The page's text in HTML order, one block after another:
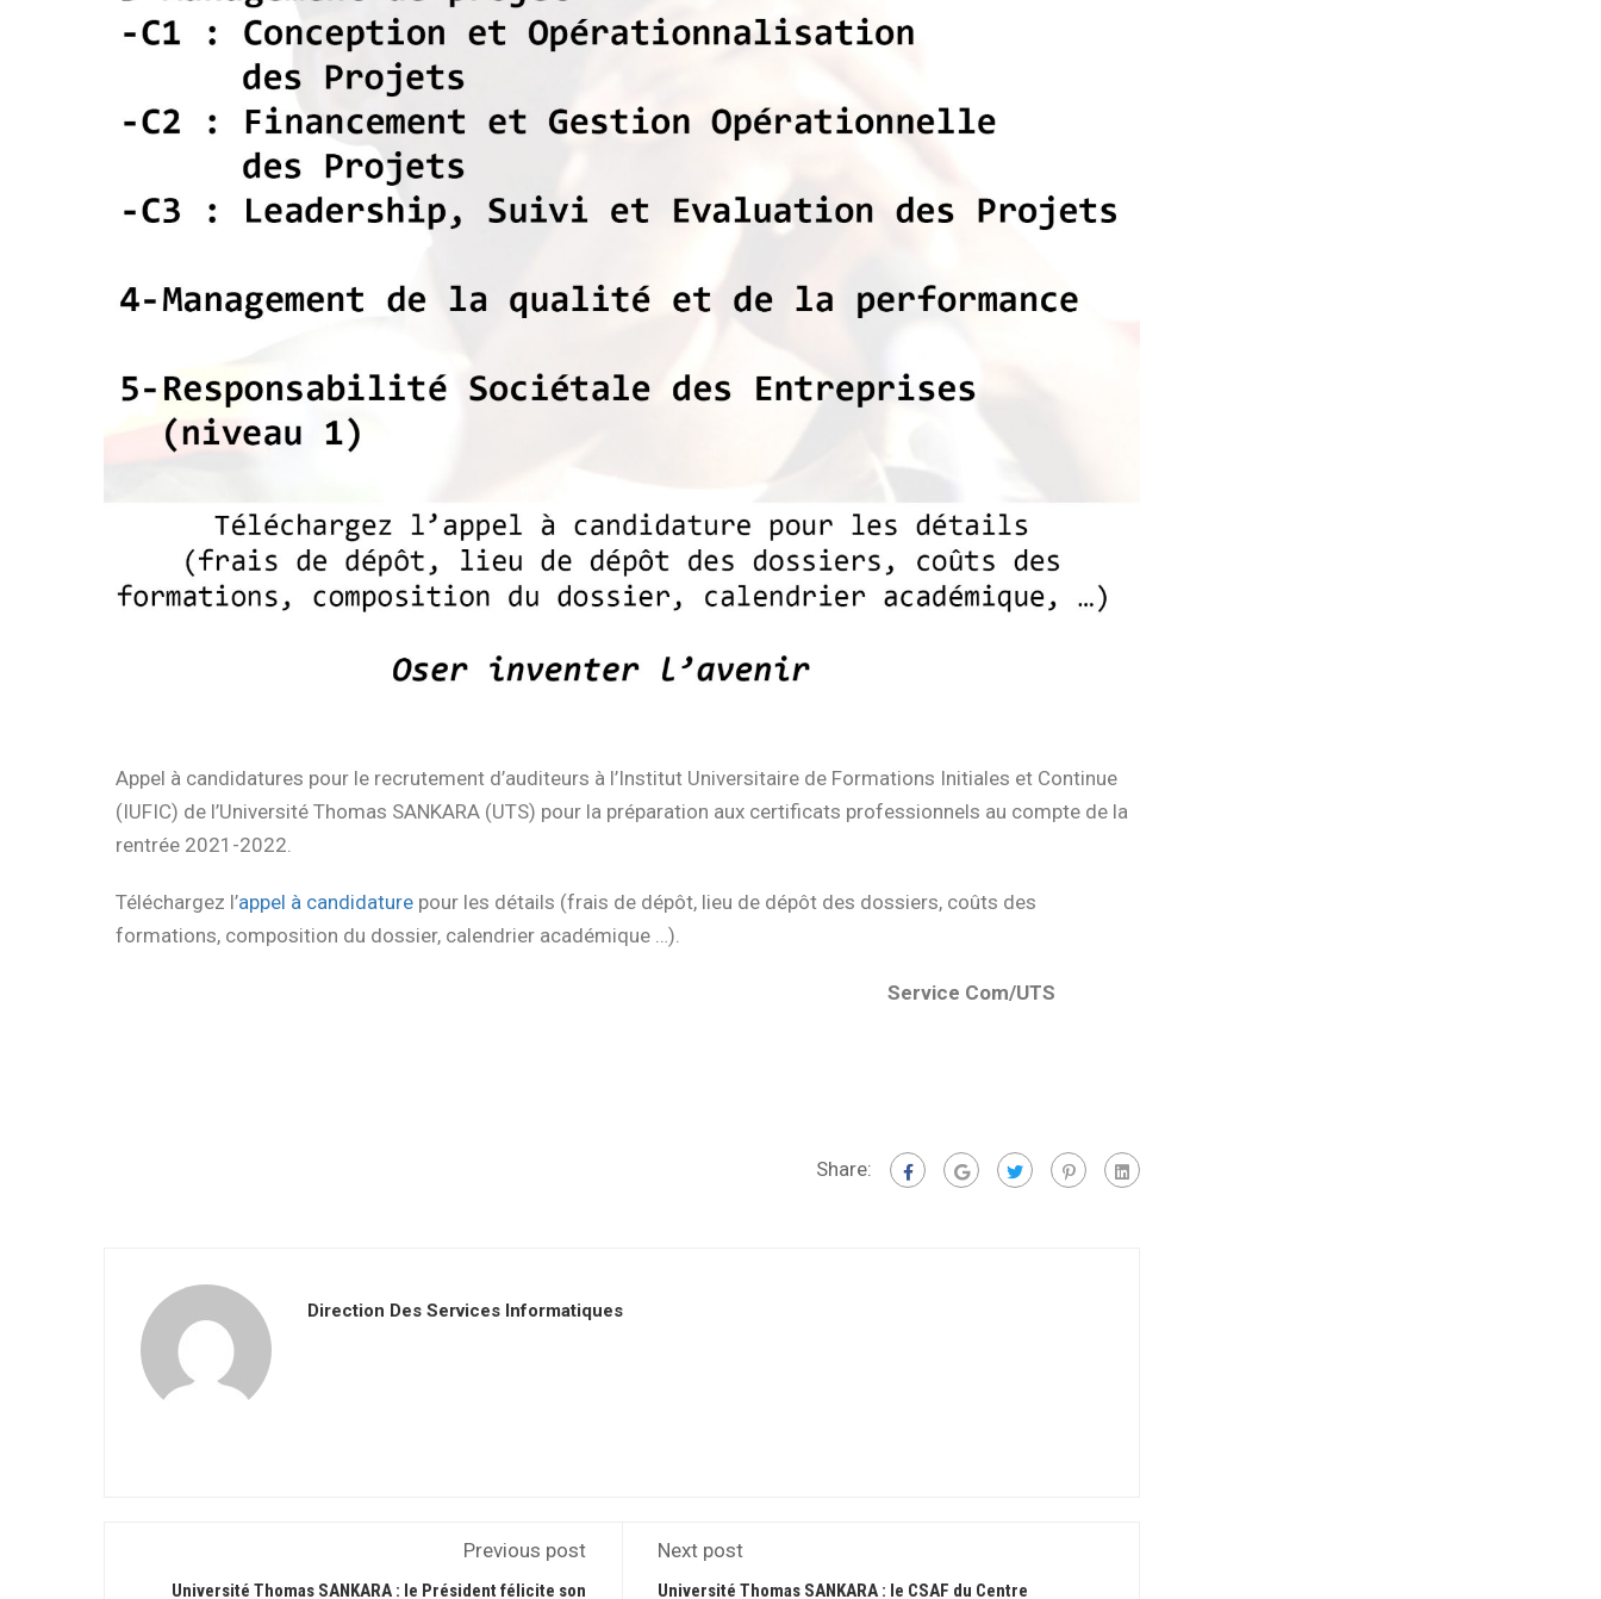
Appel à candidatures pour le recrutement d’auditeurs à l’Institut Universitaire de Formations Initiales et Continue
(IUFIC) de l’Université Thomas SANKARA (UTS) pour la préparation aux certificats professionnels au compte de la
rentrée 2021-2022.
Téléchargez l’appel à candidature pour les détails (frais de dépôt, lieu de dépôt des dossiers, coûts des
formations, composition du dossier, calendrier académique …).
Service Com/UTS
Share:
Direction Des Services Informatiques
Previous post
Université Thomas SANKARA : le Président félicite son
Next post
Université Thomas SANKARA : le CSAF du Centre